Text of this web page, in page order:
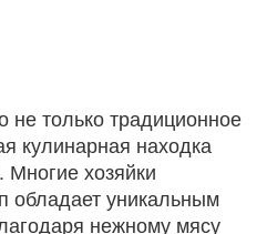
не только традиционное
кулинарная находка
хозяйки
обладает уникальным
нежному мясу